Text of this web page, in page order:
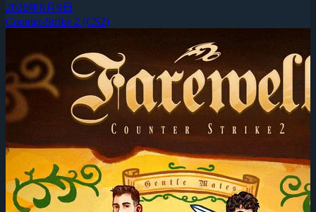
2026年8月9日
Counter-Strike 2 (CS2)